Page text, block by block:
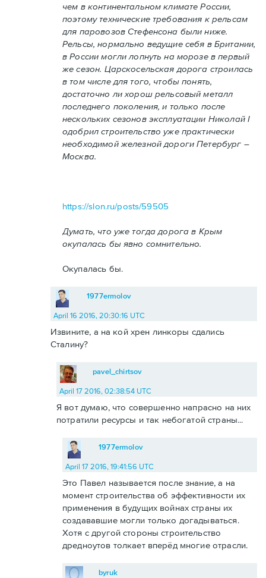
чем в континентальном климате России,
поэтому технические требования к рельсам
для паровозов Стефенсона были ниже.
Рельсы, нормально ведущие себя в Британии,
в России могли лопнуть на морозе в первый
же сезон. Царскосельская дорога строилась
в том числе для того, чтобы понять,
достаточно ли хорош рельсовый металл
последнего поколения, и только после
нескольких сезонов эксплуатации Николай I
одобрил строительство уже практически
необходимой железной дороги Петербург –
Москва.
https://slon.ru/posts/59505
Думать, что уже тогда дорога в Крым
окупалась бы явно сомнительно.
Окупалась бы.
1977ermolov
April 16 2016, 20:30:16 UTC
Извините, а на кой хрен линкоры сдались
Сталину?
pavel_chirtsov
April 17 2016, 02:38:54 UTC
Я вот думаю, что совершенно напрасно на них
потратили ресурсы и так небогатой страны...
1977ermolov
April 17 2016, 19:41:56 UTC
Это Павел называется после знание, а на
момент строительства об эффективности их
применения в будущих войнах страны их
создававшие могли только догадываться.
Хотя с другой стороны строительство
дредноутов толкает вперёд многие отрасли.
byruk